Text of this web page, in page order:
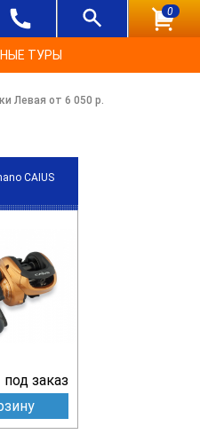
0
ТУРЫ
Левая от 6 050 р.
CAIUS
под заказ